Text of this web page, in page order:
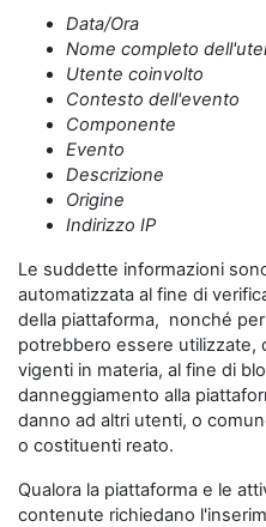
Data/Ora
Nome completo
Utente coinvolto
Contesto dell'evento
Componente
Evento
Descrizione
Origine
Indirizzo IP
Le suddette informazioni
automatizzata al fine di
della piattaforma, nonché
potrebbero essere utilizzate,
vigenti in materia, al fine di
danneggiamento alla
danno ad altri utenti, o
o costituenti reato.
Qualora la piattaforma e le
contenute richiedano